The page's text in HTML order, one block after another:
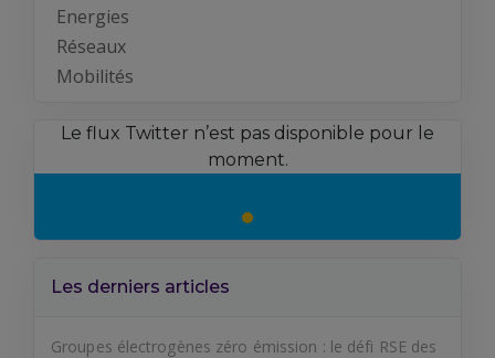
Energies
Réseaux
Mobilités
Le flux Twitter n’est pas disponible pour le
moment.
Les derniers articles
Groupes électrogènes zéro émission : le défi RSE des